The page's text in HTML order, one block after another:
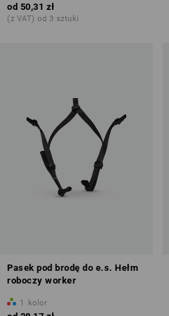
od 50,31 zł
(z VAT) od 3 sztuki
Pasek pod brodę do e.s. Hełm
roboczy worker
1 kolor